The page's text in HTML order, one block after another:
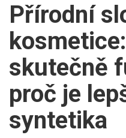
Přírodní
skutečně
proč je
syntetika